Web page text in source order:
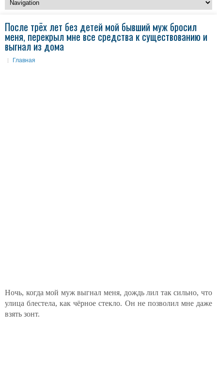
После трёх лет без детей мой бывший муж бросил
меня, перекрыл мне все средства к существованию и
выгнал из дома
Главная
Ночь, когда мой муж выгнал меня, дождь лил так сильно, что
улица блестела, как чёрное стекло. Он не позволил мне даже
взять зонт.